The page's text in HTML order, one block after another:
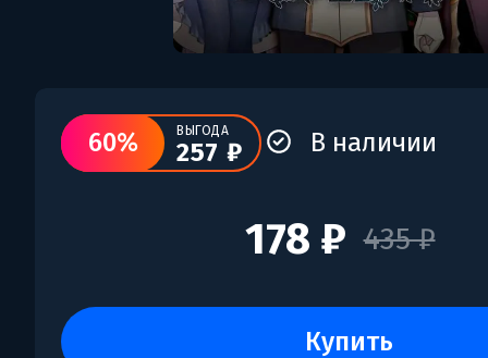
435 ₽
178 ₽
60% ВЫГОДА
257 ₽
купить
В наличии